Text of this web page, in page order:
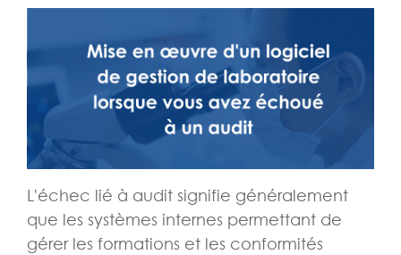
L'échec lié à audit signifie généralement
que les systèmes internes permettant de
gérer les formations et les conformités